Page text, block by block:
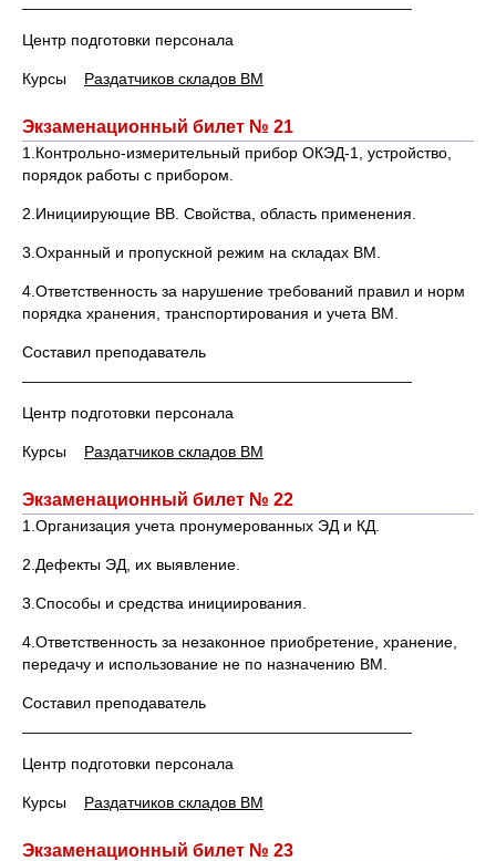
Центр подготовки персонала
Курсы Раздатчиков складов ВМ
Экзаменационный билет № 21
1.Контрольно-измерительный прибор ОКЭД-1, устройство,
порядок работы с прибором.
2.Инициирующие ВВ. Свойства, область применения.
3.Охранный и пропускной режим на складах ВМ.
4.Ответственность за нарушение требований правил и норм
порядка хранения, транспортирования и учета ВМ.
Составил преподаватель
Центр подготовки персонала
Курсы Раздатчиков складов ВМ
Экзаменационный билет № 22
1.Организация учета пронумерованных ЭД и КД.
2.Дефекты ЭД, их выявление.
3.Способы и средства инициирования.
4.Ответственность за незаконное приобретение, хранение,
передачу и использование не по назначению ВМ.
Составил преподаватель
Центр подготовки персонала
Курсы Раздатчиков складов ВМ
Экзаменационный билет № 23